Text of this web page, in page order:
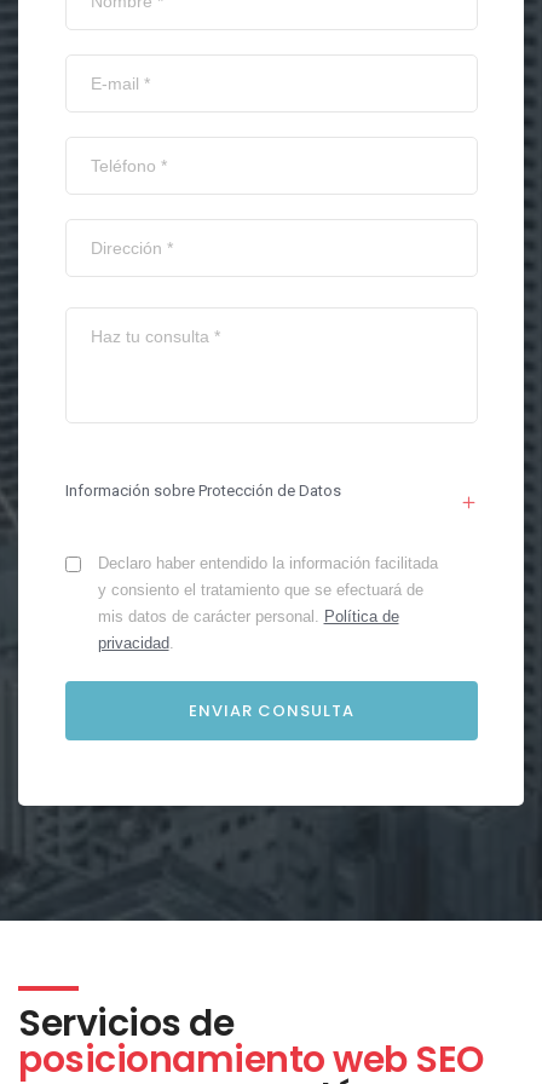
Información sobre Protección de Datos
Declaro haber entendido la información facilitada
y consiento el tratamiento que se efectuará de
mis datos de carácter personal. Política de
privacidad.
Servicios de
posicionamiento web SEO